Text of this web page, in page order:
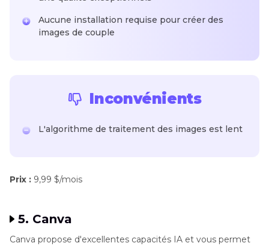
Aucune installation requise pour créer des
images de couple
Inconvénients
L'algorithme de traitement des images est lent
Prix : 9,99 $/mois
5. Canva
Canva propose d'excellentes capacités IA et vous permet